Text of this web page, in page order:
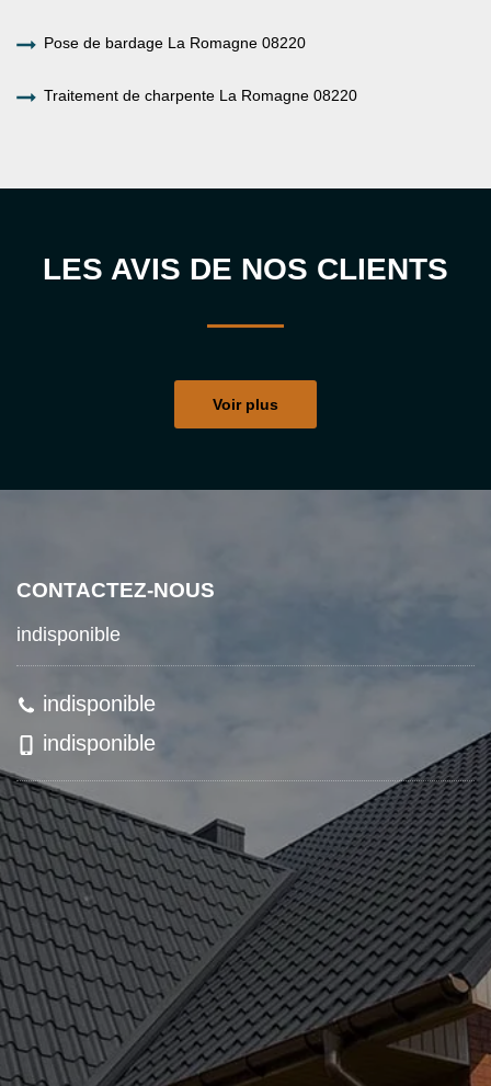
Pose de bardage La Romagne 08220
Traitement de charpente La Romagne 08220
LES AVIS DE NOS CLIENTS
Voir plus
CONTACTEZ-NOUS
indisponible
indisponible
indisponible